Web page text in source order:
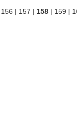
156 | 157 | 158 | 159 |